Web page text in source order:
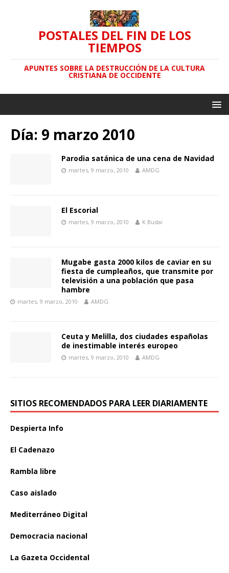
POSTALES DEL FIN DE LOS
TIEMPOS
APUNTES SOBRE LA DESTRUCCIÓN DE LA CULTURA
CRISTIANA DE OCCIDENTE
Día: 9 marzo 2010
Parodia satánica de una cena de Navidad
martes, 9 marzo, 2010 AMDG
El Escorial
martes, 9 marzo, 2010 K Budai
Mugabe gasta 2000 kilos de caviar en su
fiesta de cumpleaños, que transmite por
televisión a una población que pasa
hambre
martes, 9 marzo, 2010 AMDG
Ceuta y Melilla, dos ciudades españolas
de inestimable interés europeo
martes, 9 marzo, 2010 AMDG
SITIOS RECOMENDADOS PARA LEER DIARIAMENTE
Despierta Info
El Cadenazo
Rambla libre
Caso aislado
Mediterráneo Digital
Democracia nacional
La Gazeta Occidental